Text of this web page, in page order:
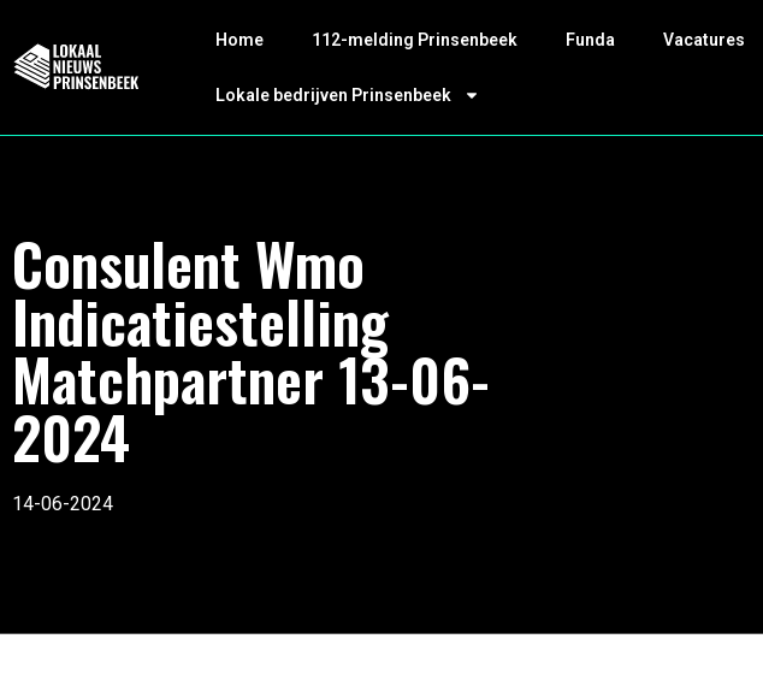
Home 112-melding Prinsenbeek Funda Vacatures
Lokale bedrijven Prinsenbeek
Consulent Wmo
Indicatiestelling
Matchpartner 13-06-
2024
14-06-2024